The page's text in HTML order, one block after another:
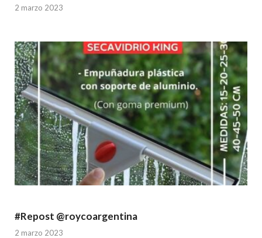
2 marzo 2023
#Repost @roycoargentina
2 marzo 2023